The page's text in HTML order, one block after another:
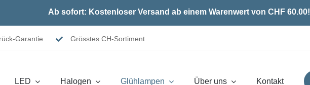
Ab sofort: Kostenloser Versand ab einem Warenwert von CHF 60.00!
Garantie Grösstes CH-Sortiment
LED Halogen Glühlampen Über uns Kontakt